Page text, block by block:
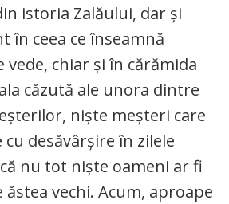
istoria Zalăului, dar și
în ceea ce înseamnă
vede, chiar și în cărămida
căzută ale unora dintre
niște meșteri care
desăvârșire în zilele
nu tot niște oameni ar fi
vechi. Acum, aproape